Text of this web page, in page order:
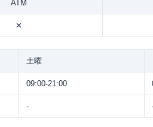
ATM
✕
土曜
09:00-21:00
-